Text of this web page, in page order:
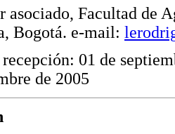
asociado, Facultad de
Bogotá. e-mail:
recepción: 01 de
de 2005